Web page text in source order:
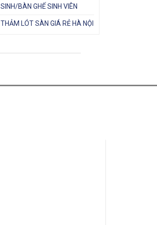
SINH/BÀN GHẾ SINH VIÊN
THẢM LÓT SÀN GIÁ RẺ HÀ NỘI